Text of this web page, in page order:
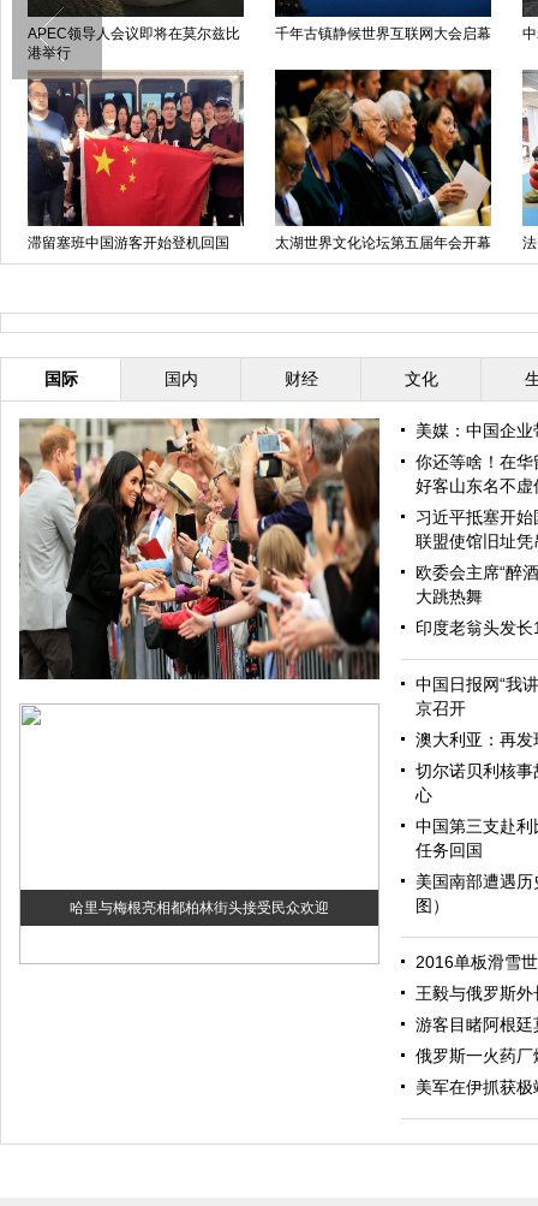
中老铁路贯通首个超千米隧道
法国戛纳秋季电视节开幕 中国担
任主宾国
传奇之路：巴黎国际车展120周年
国庆长假首日各地迎出行高峰
国际 国内 财经 文化
哈里与梅根亮相都柏林街头接受民众欢迎
美媒：中国企
你还等啥！在
好客山东名不虚
习近平抵塞开
联盟使馆旧址凭
欧委会主席“醉
大跳热舞
印度老翁头发
中国日报网“我
京召开
澳大利亚：再
切尔诺贝利核
心
中国第三支赴
任务回国
美国南部遭遇
图）
2016单板滑雪
王毅与俄罗斯
游客目睹阿根
俄罗斯一火药
美军在伊抓获极